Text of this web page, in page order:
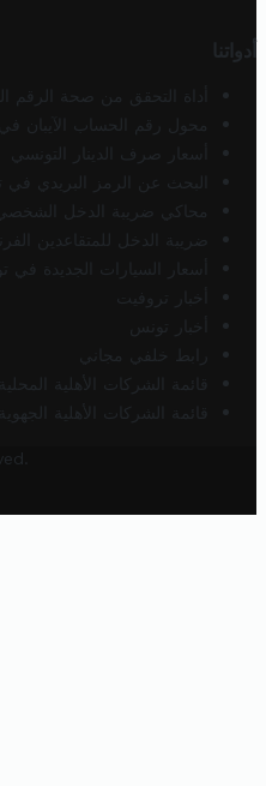
أدواتنا
أداة التحقق من صحة الرقم
محول رقم الحساب الآيبان
أسعار صرف الدينار التونسي
البحث عن الرمز البريدي في
محاكي ضريبة الدخل
ضريبة الدخل للمتقاعدين
أسعار السيارات الجديدة في
أخبار تروفيت
أخبار تونس
رابط خلفي مجاني
قائمة الشركات الأهلية المحلية
قائمة الشركات الأهلية الجهوية